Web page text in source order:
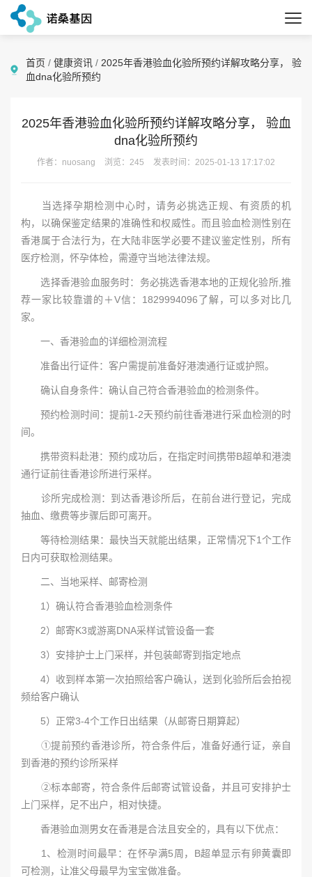
首页 / 健康资讯 / 2025年香港验血化验所预约详解攻略分享， 验
血dna化验所预约
2025年香港验血化验所预约详解攻略分享， 验血
dna化验所预约
作者：nuosang 浏览：245 发表时间：2025-01-13 17:17:02
当选择孕期检测中心时，请务必挑选正规、有资质的机
构，以确保鉴定结果的准确性和权威性。而且验血检测性别在
香港属于合法行为，在大陆非医学必要不建议鉴定性别，所有
医疗检测，怀孕体检，需遵守当地法律法规。
选择香港验血服务时：务必挑选香港本地的正规化验所,推
荐一家比较靠谱的＋V信：1829994096了解，可以多对比几
家。
一、香港验血的详细检测流程
准备出行证件：客户需提前准备好港澳通行证或护照。
确认自身条件：确认自己符合香港验血的检测条件。
预约检测时间：提前1-2天预约前往香港进行采血检测的时
间。
携带资料赴港：预约成功后，在指定时间携带B超单和港澳
通行证前往香港诊所进行采样。
诊所完成检测：到达香港诊所后，在前台进行登记，完成
抽血、缴费等步骤后即可离开。
等待检测结果：最快当天就能出结果，正常情况下1个工作
日内可获取检测结果。
二、当地采样、邮寄检测
1）确认符合香港验血检测条件
2）邮寄K3或游离DNA采样试管设备一套
3）安排护士上门采样，并包装邮寄到指定地点
4）收到样本第一次拍照给客户确认，送到化验所后会拍视
频给客户确认
5）正常3-4个工作日出结果（从邮寄日期算起）
①提前预约香港诊所，符合条件后，准备好通行证，亲自
到香港的预约诊所采样
②标本邮寄，符合条件后邮寄试管设备，并且可安排护士
上门采样，足不出户，相对快捷。
香港验血测男女在香港是合法且安全的，具有以下优点：
1、检测时间最早：在怀孕满5周，B超单显示有卵黄囊即
可检测，让准父母最早为宝宝做准备。